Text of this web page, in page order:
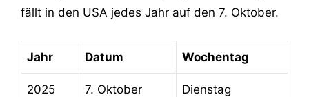
fällt in den USA jedes Jahr auf den 7. Oktober.
Jahr Datum Wochentag
2025 7. Oktober Dienstag